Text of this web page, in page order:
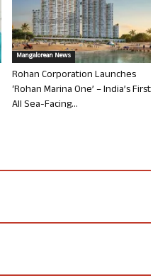
Mangalorean News
Rohan Corporation Launches
‘Rohan Marina One’ – India’s First
All Sea-Facing...